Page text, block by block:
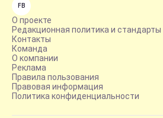
FB
О проекте
Редакционная политика и стандарты
Контакты
Команда
О компании
Реклама
Правила пользования
Правовая информация
Политика конфиденциальности